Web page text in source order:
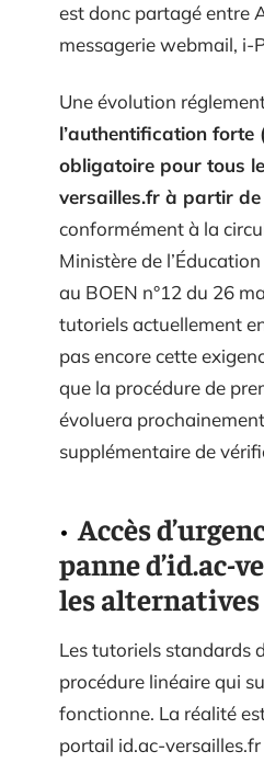
est donc partagé entre
messagerie webmail, i-
Une évolution
l’authentification forte
obligatoire pour tous
versailles.fr à partir
conformément à la
Ministère de
au BOEN n°12 du 26
tutoriels actuellement
pas encore cette
que la procédure de
évoluera
supplémentaire de
Accès
panne d’id.ac-
les
Les tutoriels standards
procédure linéaire qui
fonctionne. La réalité
portail id.ac-